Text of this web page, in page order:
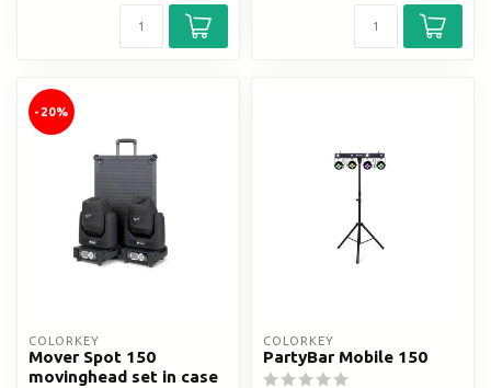
-20%
COLORKEY
Mover Spot 150
movinghead set in case
COLORKEY
PartyBar Mobile 150